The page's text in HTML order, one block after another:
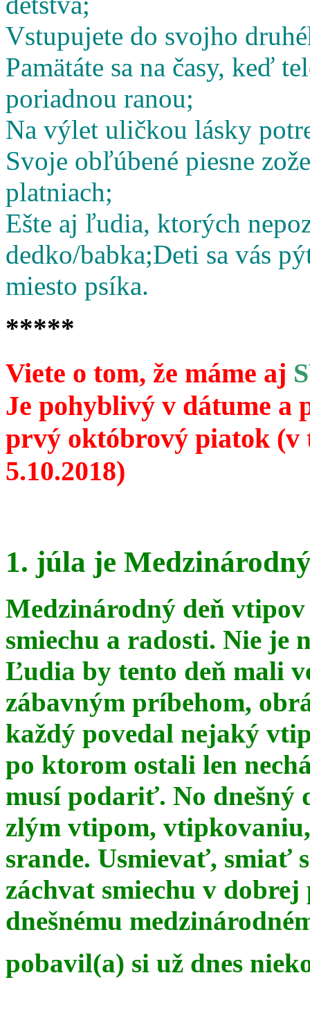
Vstupujete do svojho
Pamätáte sa na časy, keď
poriadnou ranou;
Na výlet uličkou lásky
Svoje obľúbené piesne
platniach;
Ešte aj ľudia, ktorých
dedko/babka;Deti sa vás
miesto psíka.
*****
Viete o tom, že máme aj
Je pohyblivý v dátume a
prvý októbrový piatok
5.10.2018)
1. júla je
Medzinárodný deň
smiechu a radosti. Nie je
Ľudia by tento deň mali
zábavným príbehom,
každý povedal nejaký
po ktorom ostali len
musí podariť. No dnešný
zlým vtipom,
srande. Usmievať, smiať
záchvat smiechu v
dnešnému
pobavil(a) si už dnes